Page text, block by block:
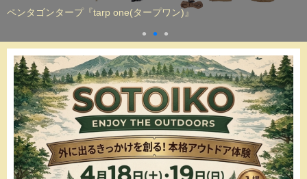
ペンタゴンタープ『tarp one(タープワン)』